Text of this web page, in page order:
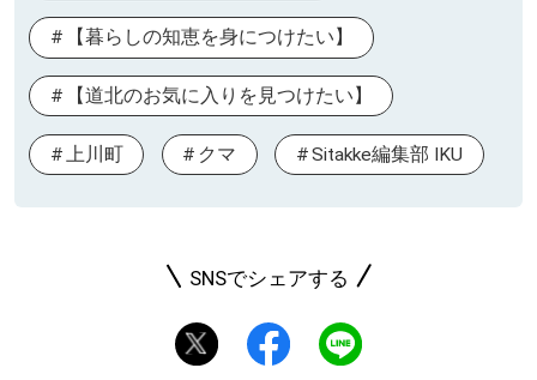
【暮らしの知恵を身につけたい】
【道北のお気に入りを見つけたい】
上川町 クマ Sitakke編集部 IKU
SNSでシェアする